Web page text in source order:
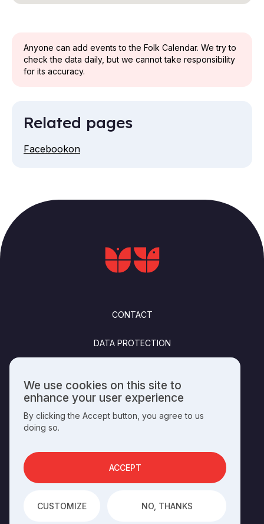
Anyone can add events to the Folk Calendar. We try to
check the data daily, but we cannot take responsibility
for its accuracy.
Related pages
Facebookon
CONTACT
DATA PROTECTION
PUBLISHING INFO
SOCIALS
DEVELOPED BY
INTEGRAL VISION
Use
of
personal
data
cookies
We use cookies on this site to
enhance your user experience
By clicking the Accept button, you agree to us
doing so.
CUSTOMIZE NO, THANKS
ACCEPT